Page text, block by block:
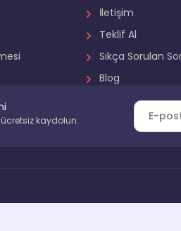
İletişim
Teklif Al
Sıkça Sorulan
Blog
kaydolun.